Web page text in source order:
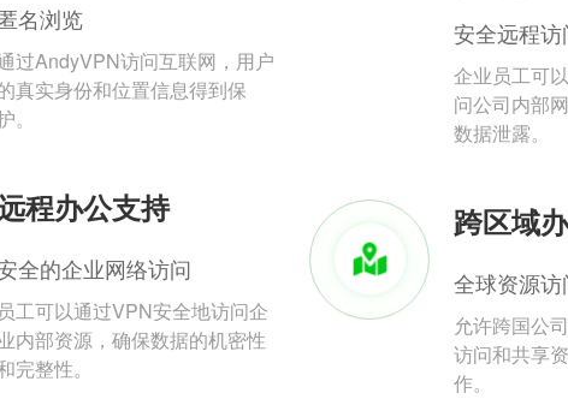
名浏览
过AndyVPN访问互联网，用户
真实身份和位置信息得到保
。
安全远程访
企业员工可
问公司内部
数据泄露。
程办公支持
全的企业网络访问
员工可以通过VPN安全地访问企
内部资源，确保数据的机密性
完整性。
跨区域
全球资源访
允许跨国公
访问和共享
作。